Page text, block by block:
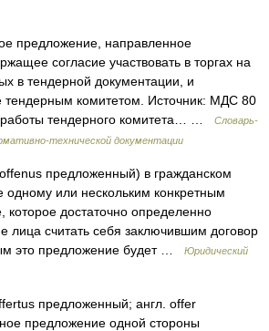
предложение, направленное
согласие участвовать в торгах на
в тендерной документации, и
тендерным комитетом. Источник: МДС 80
тендерного комитета… …
Словарь-
технической документации
предложенный) в гражданском
одному или нескольким конкретным
достаточно определенно
лица считать себя заключившим договор
это предложение будет …
Юридический
предложенный; англ. offer
предложение одной стороны